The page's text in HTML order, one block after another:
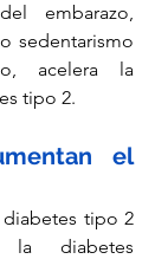
embarazo,
sedentarismo
acelera la
tipo 2.
el
tipo 2
diabetes